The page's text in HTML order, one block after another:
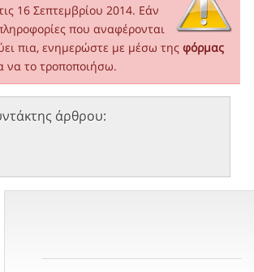
16 Σεπτεμβρίου 2014. Εάν
που αναφέρονται
πια, ενημερώστε με μέσω της φόρμας
να το τροποποιήσω.
άρθρου: